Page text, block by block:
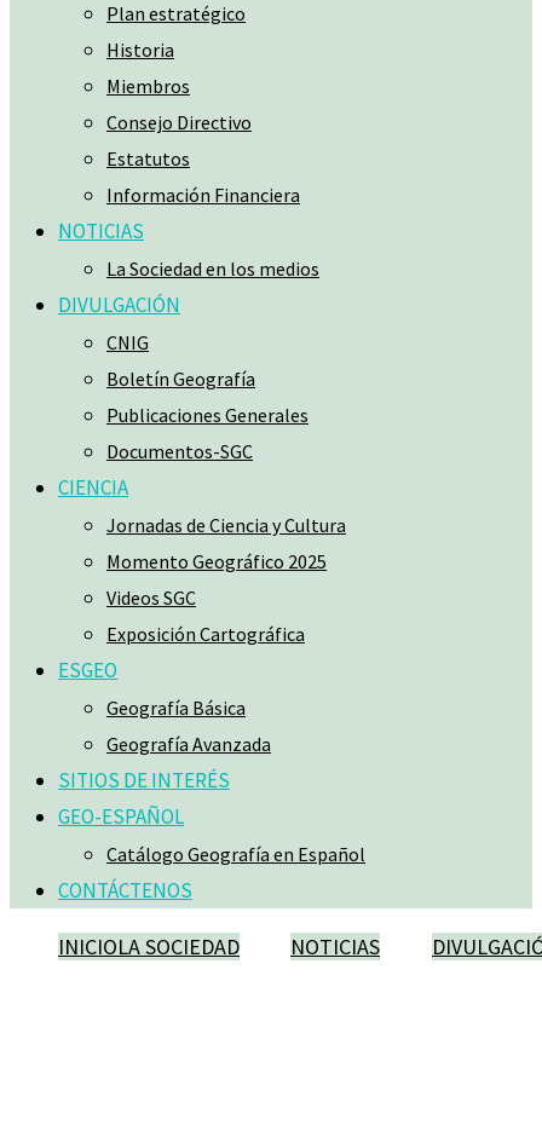
Plan estratégico
Historia
Miembros
Consejo Directivo
Estatutos
Información Financiera
NOTICIAS
La Sociedad en los medios
DIVULGACIÓN
CNIG
Boletín Geografía
Publicaciones Generales
Documentos-SGC
CIENCIA
Jornadas de Ciencia y Cultura
Momento Geográfico 2025
Videos SGC
Exposición Cartográfica
ESGEO
Geografía Básica
Geografía Avanzada
SITIOS DE INTERÉS
GEO-ESPAÑOL
Catálogo Geografía en Español
CONTÁCTENOS
INICIOLA SOCIEDAD NOTICIAS